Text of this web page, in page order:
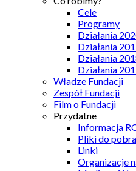
Cele
Programy
Działania
Działania
Działania
Działania
Władze Fundacji
Zespół Fundacji
Film o Fundacji
Przydatne
Informacja
Pliki do
Linki
Organizacje